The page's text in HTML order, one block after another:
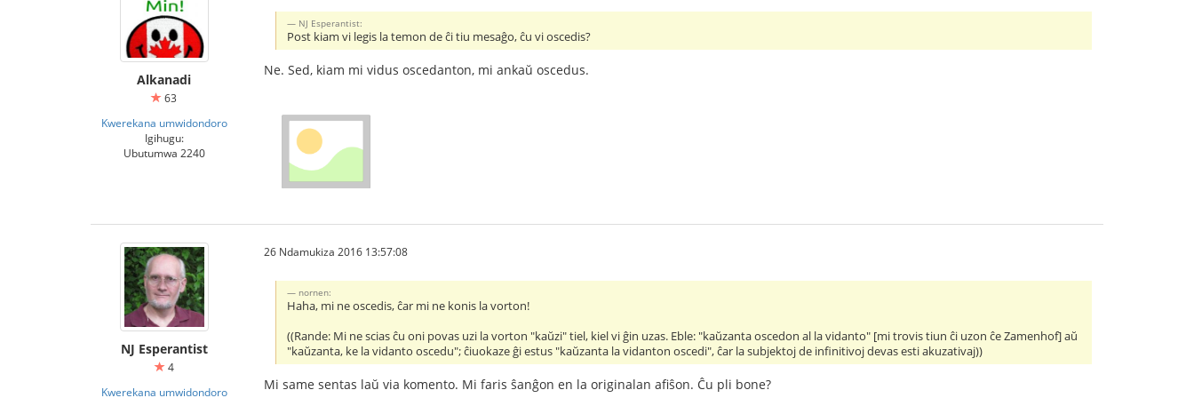
Alkanadi
63
Kwerekana umwidondoro
Igihugu:
Ubutumwa 2240
NJ Esperantist:
Post kiam vi legis la temon de ĉi tiu mesaĝo, ĉu vi oscedis?
Ne. Sed, kiam mi vidus oscedanton, mi ankaŭ oscedus.
NJ Esperantist
4
Kwerekana umwidondoro
26 Ndamukiza 2016 13:57:08
nornen:
Haha, mi ne oscedis, ĉar mi ne konis la vorton!
((Rande: Mi ne scias ĉu oni povas uzi la vorton "kaŭzi" tiel, kiel vi ĝin uzas. Eble: "kaŭzanta oscedon al la vidanto" [mi trovis tiun ĉi uzon ĉe Zamenhof] aŭ
"kaŭzanta, ke la vidanto oscedu"; ĉiuokaze ĝi estus "kaŭzanta la vidanton oscedi", ĉar la subjektoj de infinitivoj devas esti akuzativaj))
Mi same sentas laŭ via komento. Mi faris ŝanĝon en la originalan afiŝon. Ĉu pli bone?